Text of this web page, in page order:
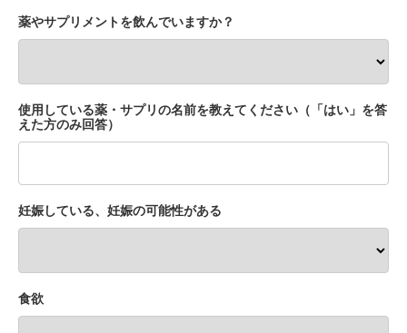
薬やサプリメントを飲んでいますか？
使用している薬・サプリの名前を教えてください（「はい」を答
えた方のみ回答）
妊娠している、妊娠の可能性がある
食欲